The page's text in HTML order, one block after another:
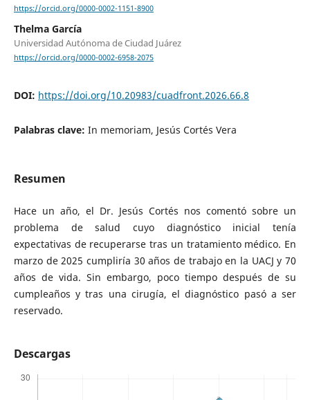
https://orcid.org/0000-0002-1151-8900
Thelma García
Universidad Autónoma de Ciudad Juárez
https://orcid.org/0000-0002-6958-2075
DOI: https://doi.org/10.20983/cuadfront.2026.66.8
Palabras clave: In memoriam, Jesús Cortés Vera
Resumen
Hace un año, el Dr. Jesús Cortés nos comentó sobre un
problema de salud cuyo diagnóstico inicial tenía
expectativas de recuperarse tras un tratamiento médico. En
marzo de 2025 cumpliría 30 años de trabajo en la UACJ y 70
años de vida. Sin embargo, poco tiempo después de su
cumpleaños y tras una cirugía, el diagnóstico pasó a ser
reservado.
Descargas